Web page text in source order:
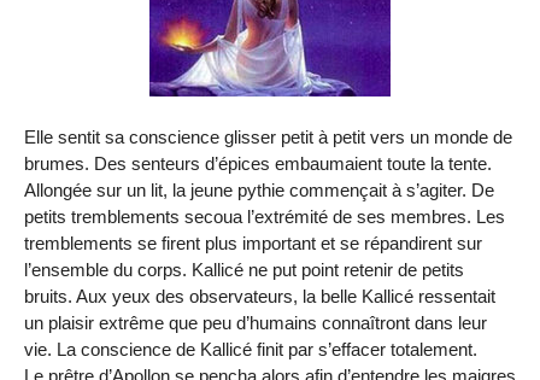
Elle sentit sa conscience glisser petit à petit vers un monde de
brumes. Des senteurs d’épices embaumaient toute la tente.
Allongée sur un lit, la jeune pythie commençait à s’agiter. De
petits tremblements secoua l’extrémité de ses membres. Les
tremblements se firent plus important et se répandirent sur
l’ensemble du corps. Kallicé ne put point retenir de petits
bruits. Aux yeux des observateurs, la belle Kallicé ressentait
un plaisir extrême que peu d’humains connaîtront dans leur
vie. La conscience de Kallicé finit par s’effacer totalement.